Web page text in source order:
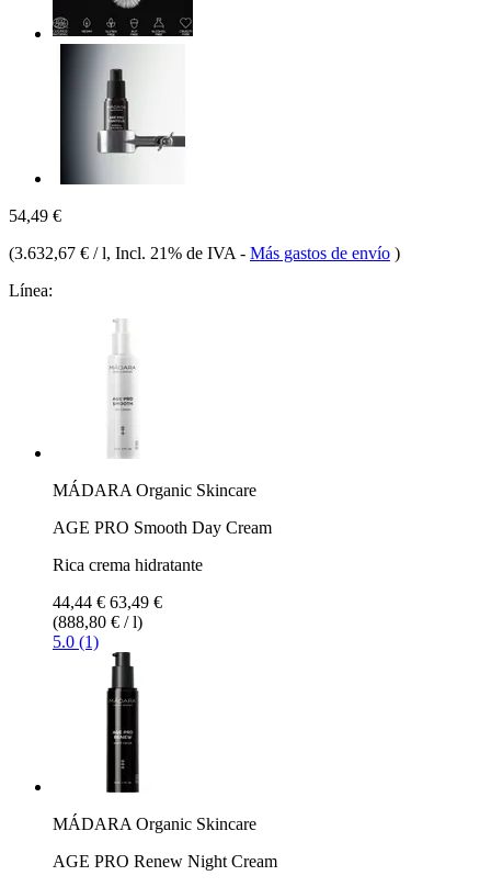
54,49 €
(3.632,67 € / l, Incl. 21% de IVA - Más gastos de envío )
Línea:
MÁDARA Organic Skincare
AGE PRO Smooth Day Cream
Rica crema hidratante
44,44 € 63,49 €
(888,80 € / l)
5.0 (1)
MÁDARA Organic Skincare
AGE PRO Renew Night Cream